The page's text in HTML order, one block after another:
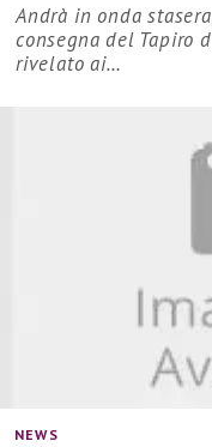
Andrà in onda
consegna del Tapiro
rivelato ai…
NEWS